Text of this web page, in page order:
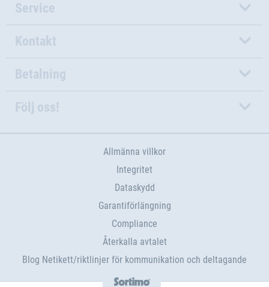
Service
Kontakt
Betalning
Följ oss!
Allmänna villkor
Integritet
Dataskydd
Garantiförlängning
Compliance
Återkalla avtalet
Blog Netikett/riktlinjer för kommunikation och deltagande